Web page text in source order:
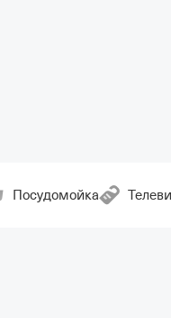
Посудомойка